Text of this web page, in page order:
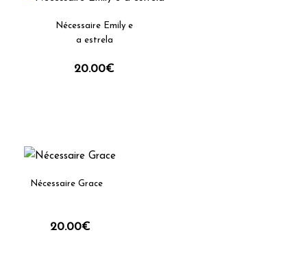
Nécessaire Emily e
a estrela
20.00€
Nécessaire Grace
20.00€